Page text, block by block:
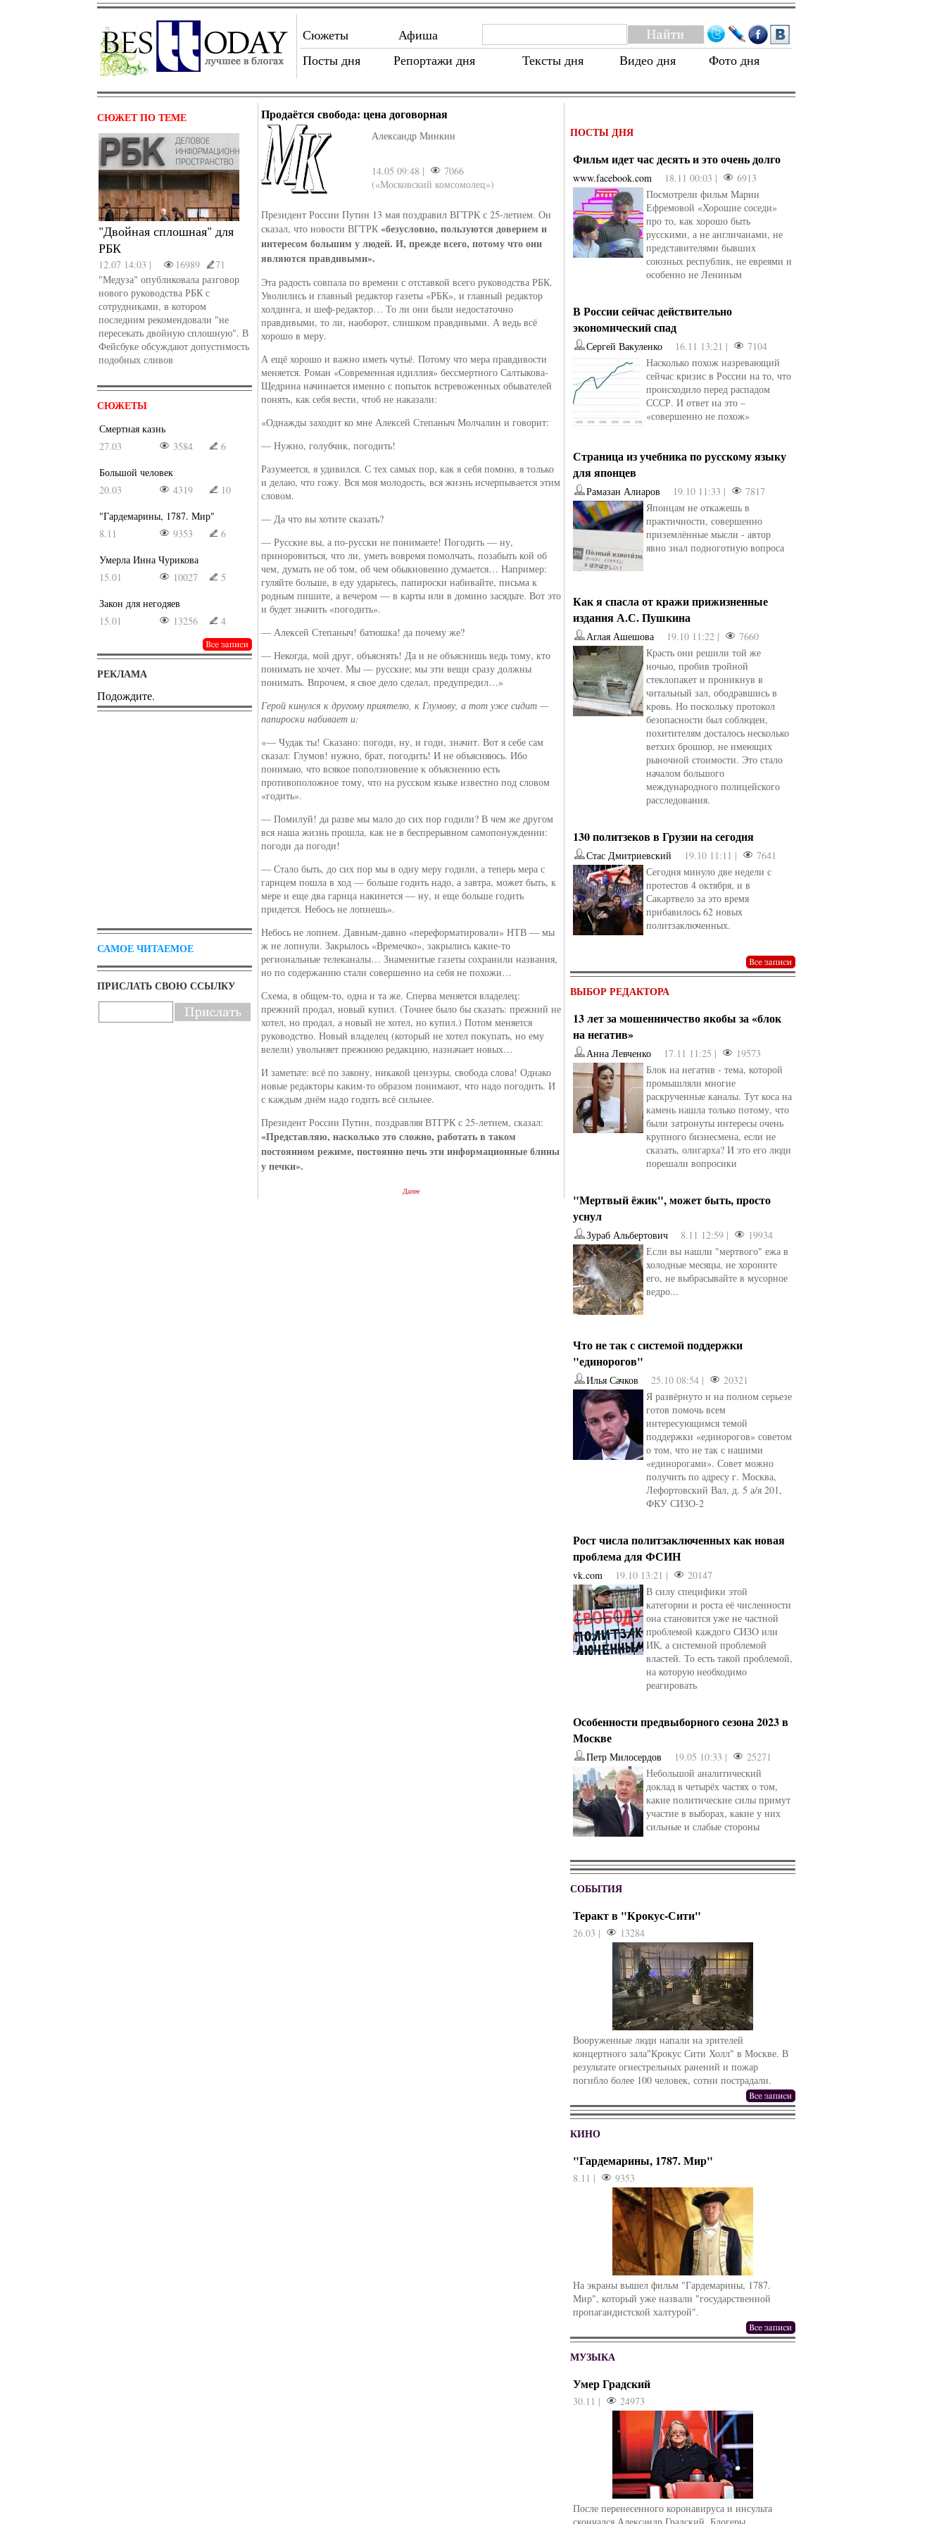
Сюжеты
Афиша
Посты дня
Репортажи дня Тексты дня Видео дня Фото дня
СЮЖЕТ ПО ТЕМЕ
"Двойная сплошная" для
РБК
12.07 14:03 | 16989
71
"Медуза" опубликовала разговор
нового руководства РБК с
сотрудниками, в котором
последним рекомендовали "не
пересекать двойную сплошную". В
Фейсбуке обсуждают допустимость
подобных сливов
СЮЖЕТЫ
Смертная казнь
27.03
3584
6
Большой человек
20.03
4319
10
"Гардемарины, 1787. Мир"
8.11
9353
6
Умерла Инна Чурикова
15.01
10027
5
Закон для негодяев
15.01
13256 4
РЕКЛАМА
Подождите.
САМОЕ ЧИТАЕМОЕ
ПРИСЛАТЬ СВОЮ ССЫЛКУ
Продаётся свобода: цена договорная
Александр Минкин
14.05 09:48 |
7066
(«Московский комсомолец»)
Президент России Путин 13 мая поздравил ВГТРК с 25-летием. Он
сказал, что новости ВГТРК«безусловно, пользуются доверием и
интересом большим у людей. И, прежде всего, потому что они
являются правдивыми».
Эта радость совпала по времени с отставкой всего руководства РБК.
Уволились и главный редактор газеты «РБК», и главный редактор
холдинга, и шеф-редактор… То ли они были недостаточно
правдивыми, то ли, наоборот, слишком правдивыми. А ведь всё
хорошо в меру.
А ещё хорошо и важно иметь чутьё. Потому что мера правдивости
меняется. Роман «Современная идиллия» бессмертного Салтыкова-
Щедрина начинается именно с попыток встревоженных обывателей
понять, как себя вести, чтоб не наказали:
«Однажды заходит ко мне Алексей Степаныч Молчалин и говорит:
— Нужно, голубчик, погодить!
Разумеется, я удивился. С тех самых пор, как я себя помню, я только
и делаю, что гожу. Вся моя молодость, вся жизнь исчерпывается этим
словом.
— Да что вы хотите сказать?
— Русские вы, а по-русски не понимаете! Погодить — ну,
приноровиться, что ли, уметь вовремя помолчать, позабыть кой об
чем, думать не об том, об чем обыкновенно думается… Например:
гуляйте больше, в еду ударьтесь, папироски набивайте, письма к
родным пишите, а вечером — в карты или в домино засядьте. Вот это
и будет значить «погодить».
— Алексей Степаныч! батюшка! да почему же?
— Некогда, мой друг, объяснять! Да и не объяснишь ведь тому, кто
понимать не хочет. Мы — русские; мы эти вещи сразу должны
понимать. Впрочем, я свое дело сделал, предупредил…»
Герой кинулся к другому приятелю, к Глумову, а тот уже сидит —
папироски набивает и:
«— Чудак ты! Сказано: погоди, ну, и годи, значит. Вот я себе сам
сказал: Глумов! нужно, брат, погодить! И не объясняюсь. Ибо
понимаю, что всякое поползновение к объяснению есть
противоположное тому, что на русском языке известно под словом
«годить».
— Помилуй! да разве мы мало до сих пор годили? В чем же другом
вся наша жизнь прошла, как не в беспрерывном самопонуждении:
погоди да погоди!
— Стало быть, до сих пор мы в одну меру годили, а теперь мера с
гарнцем пошла в ход — больше годить надо, а завтра, может быть, к
мере и еще два гарнца накинется — ну, и еще больше годить
придется. Небось не лопнешь».
Небось не лопнем. Давным-давно «переформатировали» НТВ — мы
ж не лопнули. Закрылось «Времечко», закрылись какие-то
региональные телеканалы… Знаменитые газеты сохранили названия,
но по содержанию стали совершенно на себя не похожи…
Схема, в общем-то, одна и та же. Сперва меняется владелец:
прежний продал, новый купил. (Точнее было бы сказать: прежний не
хотел, но продал, а новый не хотел, но купил.) Потом меняется
руководство. Новый владелец (который не хотел покупать, но ему
велели) увольняет прежнюю редакцию, назначает новых…
И заметьте: всё по закону, никакой цензуры, свобода слова! Однако
новые редакторы каким-то образом понимают, что надо погодить. И
с каждым днём надо годить всё сильнее.
Президент России Путин, поздравляя ВТГРК с 25-летием, сказал:
«Представляю, насколько это сложно, работать в таком
постоянном режиме, постоянно печь эти информационные блины
у печки».
Далее
ПОСТЫ ДНЯ
Фильм идет час десять и это очень долго
www.facebook.com 18.11 00:03 |
6913
Посмотрели фильм Марии
Ефремовой «Хорошие соседи»
про то, как хорошо быть
русскими, а не англичанами, не
представителями бывших
союзных республик, не евреями и
особенно не Лениным
В России сейчас действительно
экономический спад
Сергей Вакуленко 16.11 13:21 |
7104
Насколько похож назревающий
сейчас кризис в России на то, что
происходило перед распадом
СССР. И ответ на это –
«совершенно не похож»
Страница из учебника по русскому языку
для японцев
Рамазан Алиаров 19.10 11:33 |
7817
Японцам не откажешь в
практичности, совершенно
приземлённые мысли - автор
явно знал подноготную вопроса
Как я спасла от кражи прижизненные
издания А.С. Пушкина
Аглая Ашешова 19.10 11:22 |
7660
Красть они решили той же
ночью, пробив тройной
стеклопакет и проникнув в
читальный зал, ободравшись в
кровь. Но поскольку протокол
безопасности был соблюден,
похитителям досталось несколько
ветхих брошюр, не имеющих
рыночной стоимости. Это стало
началом большого
международного полицейского
расследования.
130 политзеков в Грузии на сегодня
Стас Дмитриевский 19.10 11:11 |
7641
Сегодня минуло две недели с
протестов 4 октября, и в
Сакартвело за это время
прибавилось 62 новых
политзаключенных.
ВЫБОР РЕДАКТОРА
13 лет за мошенничество якобы за «блок
на негатив»
Анна Левченко 17.11 11:25 |
19573
Блок на негатив - тема, которой
промышляли многие
раскрученные каналы. Тут коса на
камень нашла только потому, что
были затронуты интересы очень
крупного бизнесмена, если не
сказать, олигарха? И это его люди
порешали вопросики
"Мертвый ёжик", может быть, просто
уснул
Зураб Альбертович 8.11 12:59 |
19934
Если вы нашли "мертвого" ежа в
холодные месяцы, не хороните
его, не выбрасывайте в мусорное
ведро...
Что не так с системой поддержки
"единорогов"
Илья Сачков 25.10 08:54 |
20321
Я развёрнуто и на полном серьезе
готов помочь всем
интересующимся темой
поддержки «единорогов» советом
о том, что не так с нашими
«единорогами». Совет можно
получить по адресу г. Москва,
Лефортовский Вал, д. 5 а/я 201,
ФКУ СИЗО-2
Рост числа политзаключенных как новая
проблема для ФСИН
vk.com 19.10 13:21 |
20147
В силу специфики этой
категории и роста её численности
она становится уже не частной
проблемой каждого СИЗО или
ИК, а системной проблемой
властей. То есть такой проблемой,
на которую необходимо
реагировать
Особенности предвыборного сезона 2023 в
Москве
Петр Милосердов 19.05 10:33 |
25271
Небольшой аналитический
доклад в четырёх частях о том,
какие политические силы примут
участие в выборах, какие у них
сильные и слабые стороны
СОБЫТИЯ
Теракт в "Крокус-Сити"
26.03 | 13284
Вооруженные люди напали на зрителей
концертного зала"Крокус Сити Холл" в Москве. В
результате огнестрельных ранений и пожар
погибло более 100 человек, сотни пострадали.
КИНО
"Гардемарины, 1787. Мир"
8.11 | 9353
На экраны вышел фильм "Гардемарины, 1787.
Мир", который уже назвали "государственной
пропагандистской халтурой".
МУЗЫКА
Умер Градский
30.11 | 24973
После перенесенного коронавируса и инсульта